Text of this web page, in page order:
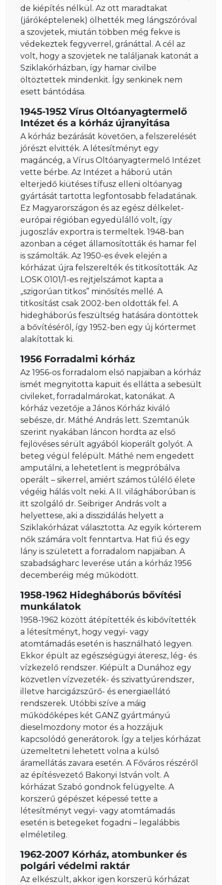
de kiépítés nélkül. Az ott maradtakat
(járóképtelenek) ölhették meg lángszóróval
a szovjetek, miután többen még fekve is
védekeztek fegyverrel, gránáttal. A cél az
volt, hogy a szovjetek ne találjanak katonát a
Sziklakórházban, így hamar civilbe
öltöztettek mindenkit. Így senkinek nem
esett bántódása.
1945-1952 Vírus Oltóanyagtermelő
Intézet és a kórház újranyitása
A kórház bezárását követően, a felszerelését
jórészt elvitték. A létesítményt egy
magáncég, a Vírus Oltóanyagtermelő Intézet
vette bérbe. Az Intézet a háború után
elterjedő kiütéses tífusz elleni oltóanyag
gyártását tartotta legfontosabb feladatának.
Ez Magyarországon és az egész délkelet-
európai régióban egyedülálló volt, így
jugoszláv exportra is termeltek. 1948-ban
azonban a céget államosították és hamar fel
is számolták. Az 1950-es évek elején a
kórházat újra felszerelték és titkosították. Az
LOSK 0101/1-es rejtjelszámot kapta a
„szigorúan titkos” minősítés mellé. A
titkosítást csak 2002-ben oldották fel. A
hidegháborús feszültség hatására döntöttek
a bővítéséről, így 1952-ben egy új kórtermet
alakítottak ki.
1956 Forradalmi kórház
Az 1956-os forradalom első napjaiban a kórház
ismét megnyitotta kapuit és ellátta a sebesült
civileket, forradalmárokat, katonákat. A
kórház vezetője a János Kórház kiváló
sebésze, dr. Máthé András lett. Szemtanúk
szerint nyakában láncon hordta az első
fejlövéses sérült agyából kioperált golyót. A
beteg végül felépült. Máthé nem engedett
amputálni, a lehetetlent is megpróbálva
operált – sikerrel, amiért számos túlélő élete
végéig hálás volt neki. A II. világháborúban is
itt szolgáló dr. Seibriger András volt a
helyettese, aki a disszidálás helyett a
Sziklakórházat választotta. Az egyik kórterem
nők számára volt fenntartva. Hat fiú és egy
lány is született a forradalom napjaiban. A
szabadságharc leverése után a kórház 1956
decemberéig még működött.
1958-1962 Hidegháborús bővítési
munkálatok
1958-1962 között átépítették és kibővítették
a létesítményt, hogy vegyi- vagy
atomtámadás esetén is használható legyen.
Ekkor épült az egészségügyi áteresz, lég- és
vízkezelő rendszer. Kiépült a Dunához egy
közvetlen vízvezeték- és szivattyúrendszer,
illetve harcigázszűrő- és energiaellátó
rendszerek. Utóbbi szíve a máig
működőképes két GANZ gyártmányú
dieselmozdony motor és a hozzájuk
kapcsolódó generátorok. Így a teljes kórházat
üzemeltetni lehetett volna a külső
áramellátás zavara esetén. A Főváros részéről
az építésvezető Bakonyi István volt. A
kórházat Szabó gondnok felügyelte. A
korszerű gépészet képessé tette a
létesítményt vegyi- vagy atomtámadás
esetén is betegeket fogadni – legalábbis
elméletileg.
1962-2007 Kórház, atombunker és
polgári védelmi raktár
Az elkészült, akkor igen korszerű kórházat